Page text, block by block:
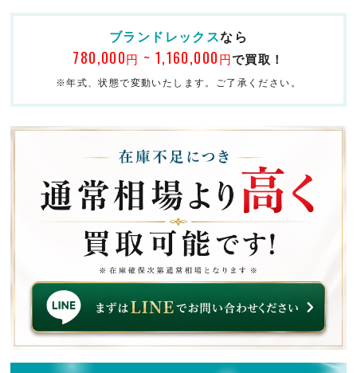
ブランドレックスなら
780,000円 ~ 1,160,000 円で買取！
※年式、状態で変動いたします。ご了承ください。